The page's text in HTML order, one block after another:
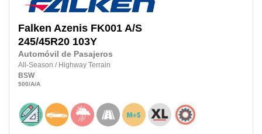
Falken Azenis FK001 A/S
245/45R20 103Y
Automóvil de Pasajeros
All-Season / Highway Terrain
BSW
500/A/A